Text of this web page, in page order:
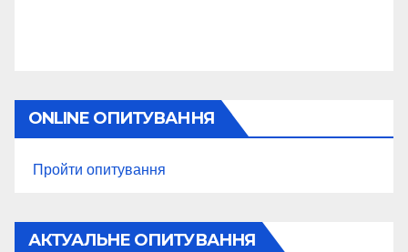
ONLINE ОПИТУВАННЯ
Пройти опитування
АКТУАЛЬНЕ ОПИТУВАННЯ